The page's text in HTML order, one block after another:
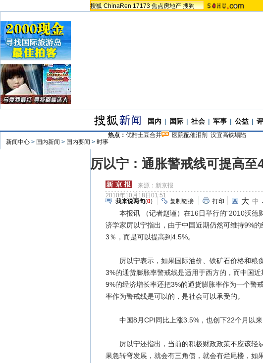
搜狐 ChinaRen 17173 焦点房地产 搜狗
国内 | 国际 | 社会 | 军事 | 公益 |
热点： 优酷土豆合并 医院配催泪剂
汉宜高铁塌陷
新闻中心 > 国内新闻 > 国内要闻 > 时事
厉以宁：通胀警戒线可提高至
来源： 新京报
2010年10月18日01:51
我来说两句(0) 复制链接 打印 大 中
本报讯 （记者赵谨）在16日举行的“2010沃德
济学家厉以宁指出，由于中国近期仍然可维持9%
3％，而是可以提高到4.5%。
厉以宁表示，如果国际油价、铁矿石价格和粮食
3%的通货膨胀率警戒线是适用于西方的，而中国
9%的经济增长率还把3%的通货膨胀率作为一个警
率作为警戒线是可以的，是社会可以承受的。
中国8月CPI同比上涨3.5%，也创下22个月以来
厉以宁还指出，当前的积极财政政策不应该轻
果急转弯发展，就会有三角债，就会有烂尾楼，如